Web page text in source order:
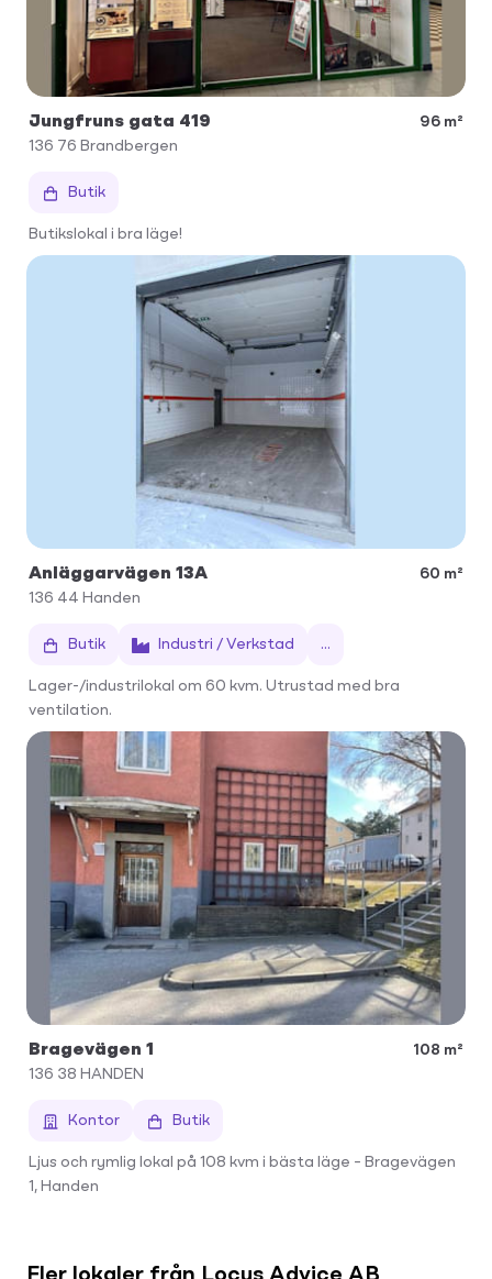
Jungfruns gata 419
96 m²
136 76 Brandbergen
Butik
Butikslokal i bra läge!
Anläggarvägen 13A
60 m²
136 44 Handen
Butik Industri / Verkstad ...
Lager-/industrilokal om 60 kvm. Utrustad med bra
ventilation.
Bragevägen 1
108 m²
136 38 HANDEN
Kontor Butik
Ljus och rymlig lokal på 108 kvm i bästa läge – Bragevägen
1, Handen